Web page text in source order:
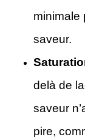
minimale
saveur.
delà de
saveur
pire,